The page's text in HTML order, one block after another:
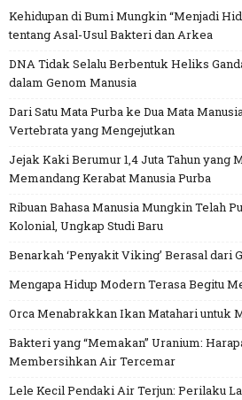
Kehidupan di Bumi Mungkin “Menjadi
tentang Asal-Usul Bakteri dan Arkea
DNA Tidak Selalu Berbentuk Heliks
dalam Genom Manusia
Dari Satu Mata Purba ke Dua Mata
Vertebrata yang Mengejutkan
Jejak Kaki Berumur 1,4 Juta Tahun yang
Memandang Kerabat Manusia Purba
Ribuan Bahasa Manusia Mungkin Telah
Kolonial, Ungkap Studi Baru
Benarkah ‘Penyakit Viking’ Berasal dari
Mengapa Hidup Modern Terasa Begitu
Orca Menabrakkan Ikan Matahari untuk
Bakteri yang “Memakan” Uranium:
Membersihkan Air Tercemar
Lele Kecil Pendaki Air Terjun: Perilaku